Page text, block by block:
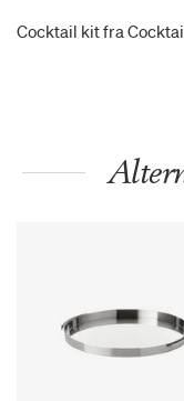
Cocktail kit fra